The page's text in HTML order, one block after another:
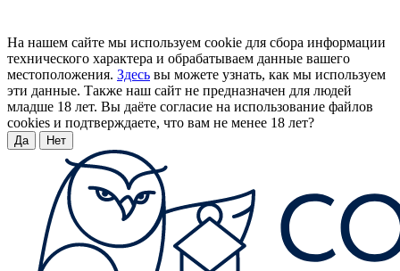
На нашем сайте мы используем cookie для сбора информации
технического характера и обрабатываем данные вашего
местоположения. Здесь вы можете узнать, как мы используем
эти данные. Также наш сайт не предназначен для людей
младше 18 лет. Вы даёте согласие на использование файлов
cookies и подтверждаете, что вам не менее 18 лет?
Да Нет